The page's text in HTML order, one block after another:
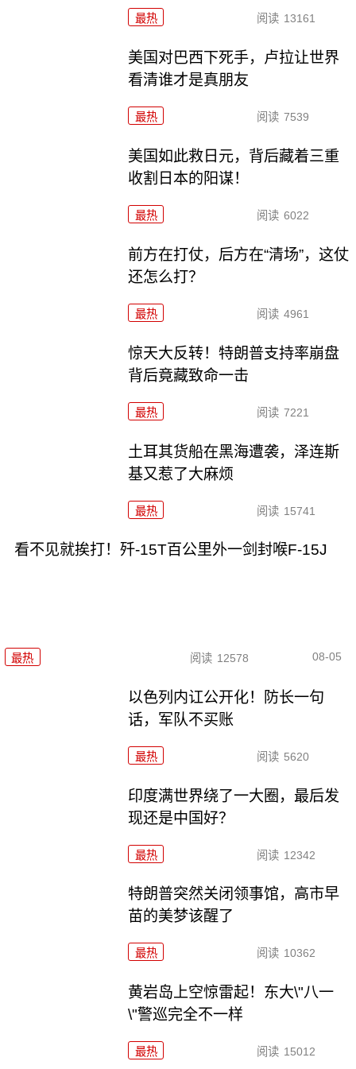
最热 阅读 13161
美国对巴西下死手，卢拉让世界
看清谁才是真朋友
最热 阅读 7539
美国如此救日元，背后藏着三重
收割日本的阳谋！
最热 阅读 6022
前方在打仗，后方在“清场”，这仗
还怎么打？
最热 阅读 4961
惊天大反转！特朗普支持率崩盘
背后竟藏致命一击
最热 阅读 7221
土耳其货船在黑海遭袭，泽连斯
基又惹了大麻烦
最热 阅读 15741
看不见就挨打！歼-15T百公里外一剑封喉F-15J
最热 阅读 12578 08-05
以色列内讧公开化！防长一句
话，军队不买账
最热 阅读 5620
印度满世界绕了一大圈，最后发
现还是中国好？
最热 阅读 12342
特朗普突然关闭领事馆，高市早
苗的美梦该醒了
最热 阅读 10362
黄岩岛上空惊雷起！东大\"八一
\"警巡完全不一样
最热 阅读 15012